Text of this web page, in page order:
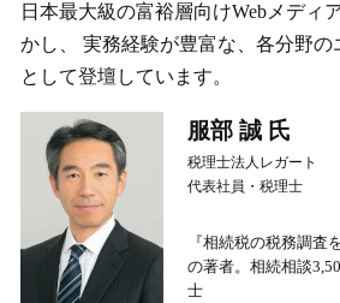
日本最大級の富裕層向けWebメディ
かし、 実務経験が豊富な、各分野の
として登壇しています。
服部 誠 氏
税理士法人レガート
代表社員・税理士
『相続税の税務調査
の著者。相続相談
士